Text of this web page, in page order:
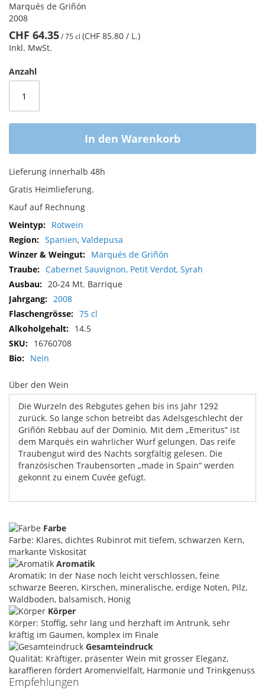
Marqués de Griñón
2008
CHF 64.35/75 cl (CHF 85.80 / L.)
Inkl. MwSt.
Anzahl
In den Warenkorb
Lieferung innerhalb 48h
Gratis Heimlieferung.
Kauf auf Rechnung
Mehr
Informationen
Rotwein
Spanien, Valdepusa
Marqués de Griñón
Cabernet Sauvignon, Petit Verdot, Syrah
20-24 Mt. Barrique
2008
75 cl
14.5
16760708
Nein
Über den Wein
Die Wurzeln des Rebgutes gehen bis ins Jahr 1292
zurück. So lange schon betreibt das Adelsgeschlecht der
Griñón Rebbau auf der Dominio. Mit dem „Emeritus“ ist
dem Marqués ein wahrlicher Wurf gelungen. Das reife
Traubengut wird des Nachts sorgfältig gelesen. Die
französischen Traubensorten „made in Spain“ werden
gekonnt zu einem Cuvée gefügt.
Farbe
Farbe: Klares, dichtes Rubinrot mit tiefem, schwarzen Kern,
markante Viskosität
Aromatik
Aromatik: In der Nase noch leicht verschlossen, feine
schwarze Beeren, Kirschen, mineralische, erdige Noten, Pilz,
Waldboden, balsamisch, Honig
Körper
Körper: Stoffig, sehr lang und herzhaft im Antrunk, sehr
kräftig im Gaumen, komplex im Finale
Gesamteindruck
Qualität: Kräftiger, präsenter Wein mit grosser Eleganz,
karaffieren fördert Aromenvielfalt, Harmonie und Trinkgenuss
Empfehlungen